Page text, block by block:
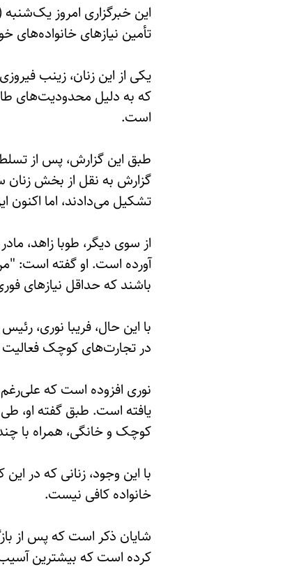
تأمین نیازهای خانواده‌های
یکی از این زنان، زینب
که به دلیل محدودیت‌های
است.
طبق این گزارش، پس از تسلط
تشکیل می‌دادند، اما
آورده است. او گفته است:
باشند که حداقل نیازهای
در تجارت‌های کوچک فعالیت
نوری افزوده است که
کوچک و خانگی، همراه با
با این وجود، زنانی که در
خانواده کافی نیست.
شایان ذکر است که پس از
کرده است که بیشترین آسیب